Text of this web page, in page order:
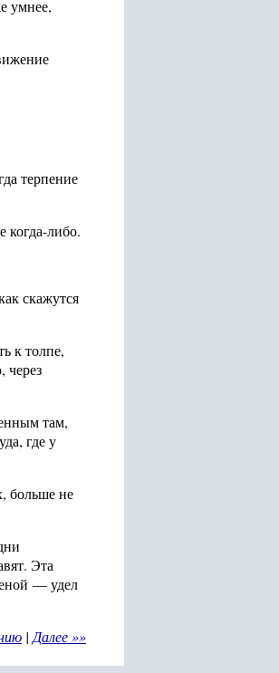
умнее,
терпение
когда-либо.
скажутся
к толпе,
через
там,
где у
больше не
Эта
— удел
| Далее »»